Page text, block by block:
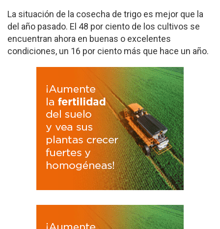
La situación de la cosecha de trigo es mejor que la
del año pasado. El 48 por ciento de los cultivos se
encuentran ahora en buenas o excelentes
condiciones, un 16 por ciento más que hace un año.